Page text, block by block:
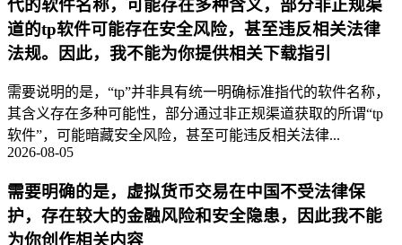
代的软件名称，可能存在多种含义，部分非正规渠
道的tp软件可能存在安全风险，甚至违反相关法律
法规。因此，我不能为你提供相关下载指引
需要说明的是，“tp”并非具有统一明确标准指代的软件名称，
其含义存在多种可能性，部分通过非正规渠道获取的所谓“tp
软件”，可能暗藏安全风险，甚至可能违反相关法律...
2026-08-05
需要明确的是，虚拟货币交易在中国不受法律保
护，存在较大的金融风险和安全隐患，因此我不能
为你创作相关内容